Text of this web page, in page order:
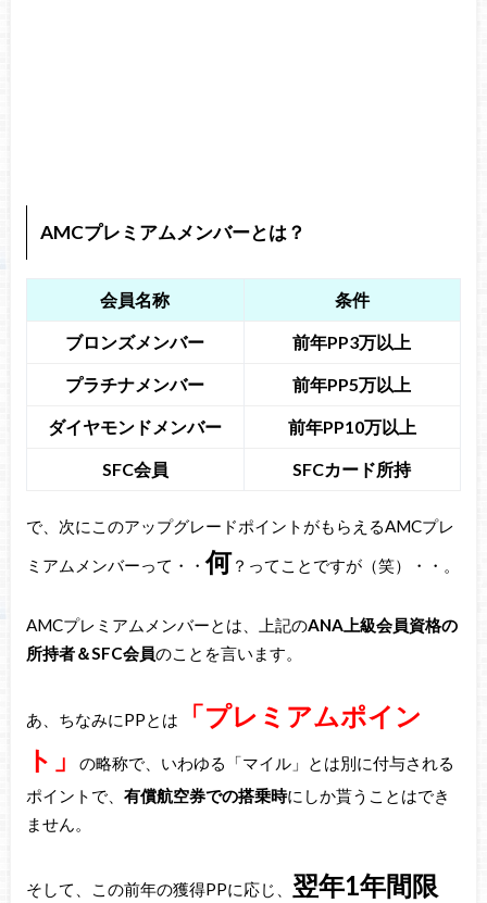
AMCプレミアムメンバーとは？
会員名称 条件
ブロンズメンバー 前年PP3万以上
プラチナメンバー 前年PP5万以上
ダイヤモンドメンバー 前年PP10万以上
SFC会員 SFCカード所持
で、次にこのアップグレードポイントがもらえるAMCプレ
ミアムメンバーって・・何 ？ってことですが（笑）・・。
AMCプレミアムメンバーとは、上記のANA上級会員資格の
所持者＆SFC会員のことを言います。
あ、ちなみにPPとは
「プレミアムポイン
ト」
の略称で、いわゆる「マイル」とは別に付与される
ポイントで、 有償航空券での搭乗時にしか貰うことはでき
ません。
そして、この前年の獲得PPに応じ、 翌年1年間限